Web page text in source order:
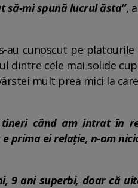
să-mi spună lucrul ăsta”,
au cunoscut pe
dintre cele mai solide
mult prea mici la
când am intrat în
prima ei relație, n-am
9 ani superbi, doar că